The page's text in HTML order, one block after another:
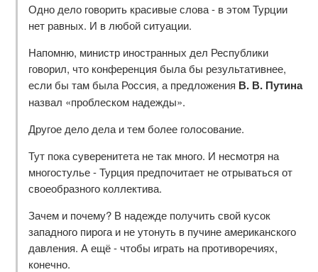
Одно дело говорить красивые слова - в этом Турции
нет равных. И в любой ситуации.
Напомню, министр иностранных дел Республики
говорил, что конференция была бы результативнее,
если бы там была Россия, а предложения В. В. Путина
назвал «проблеском надежды».
Другое дело дела и тем более голосование.
Тут пока суверенитета не так много. И несмотря на
многостулье - Турция предпочитает не отрываться от
своеобразного коллектива.
Зачем и почему? В надежде получить свой кусок
западного пирога и не утонуть в пучине американского
давления. А ещё - чтобы играть на противоречиях,
конечно.